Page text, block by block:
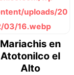
Mariachis en
Atotonilco el
Alto